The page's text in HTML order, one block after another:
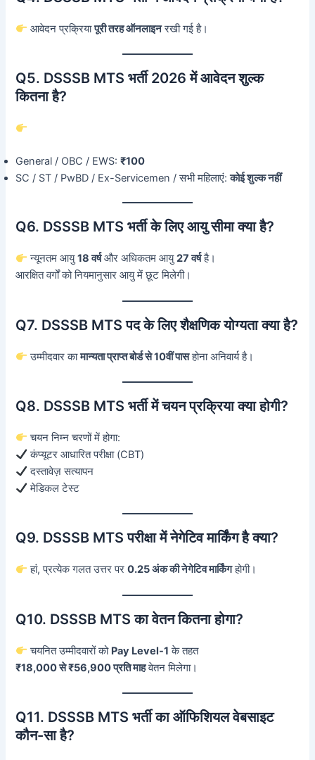
आवेदन प्रक्रियापूरी तरह ऑनलाइनरखी गई है।
Q5. DSSSB MTS भर्ती 2026 में आवेदन शुल्क
कितना है?
General / OBC / EWS:₹100
SC / ST / PwBD / Ex-Servicemen / सभी महिलाएं:कोई शुल्क नहीं
Q6. DSSSB MTS भर्ती के लिए आयु सीमा क्या है?
न्यूनतम आयु18 वर्षऔर अधिकतम आयु27 वर्षहै।
आरक्षित वर्गों को नियमानुसार आयु में छूट मिलेगी।
Q7. DSSSB MTS पद के लिए शैक्षणिक योग्यता क्या है?
उम्मीदवार कामान्यता प्राप्त बोर्ड से 10वीं पासहोना अनिवार्य है।
Q8. DSSSB MTS भर्ती में चयन प्रक्रिया क्या होगी?
चयन निम्न चरणों में होगा:
कंप्यूटर आधारित परीक्षा (CBT)
दस्तावेज़ सत्यापन
मेडिकल टेस्ट
Q9. DSSSB MTS परीक्षा में नेगेटिव मार्किंग है क्या?
हां, प्रत्येक गलत उत्तर पर0.25 अंक की नेगेटिव मार्किंगहोगी।
Q10. DSSSB MTS का वेतन कितना होगा?
चयनित उम्मीदवारों को Pay Level-1 के तहत
₹18,000 से ₹56,900 प्रति माहवेतन मिलेगा।
Q11. DSSSB MTS भर्ती का ऑफिशियल वेबसाइट
कौन-सा है?